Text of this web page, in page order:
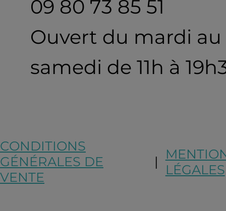
09 80 73 85 51
Ouvert du mardi au
samedi de 11h à
CONDITIONS
GÉNÉRALES DE
VENTE
|LÉGALES